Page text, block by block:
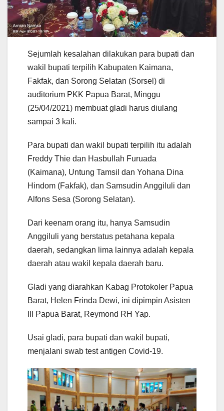
Sejumlah kesalahan dilakukan para bupati dan
wakil bupati terpilih Kabupaten Kaimana,
Fakfak, dan Sorong Selatan (Sorsel) di
auditorium PKK Papua Barat, Minggu
(25/04/2021) membuat gladi harus diulang
sampai 3 kali.
Para bupati dan wakil bupati terpilih itu adalah
Freddy Thie dan Hasbullah Furuada
(Kaimana), Untung Tamsil dan Yohana Dina
Hindom (Fakfak), dan Samsudin Anggiluli dan
Alfons Sesa (Sorong Selatan).
Dari keenam orang itu, hanya Samsudin
Anggiluli yang berstatus petahana kepala
daerah, sedangkan lima lainnya adalah kepala
daerah atau wakil kepala daerah baru.
Gladi yang diarahkan Kabag Protokoler Papua
Barat, Helen Frinda Dewi, ini dipimpin Asisten
III Papua Barat, Reymond RH Yap.
Usai gladi, para bupati dan wakil bupati,
menjalani swab test antigen Covid-19.